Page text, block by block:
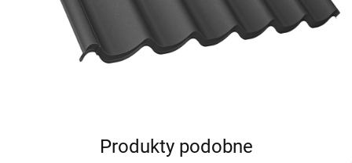
Produkty podobne